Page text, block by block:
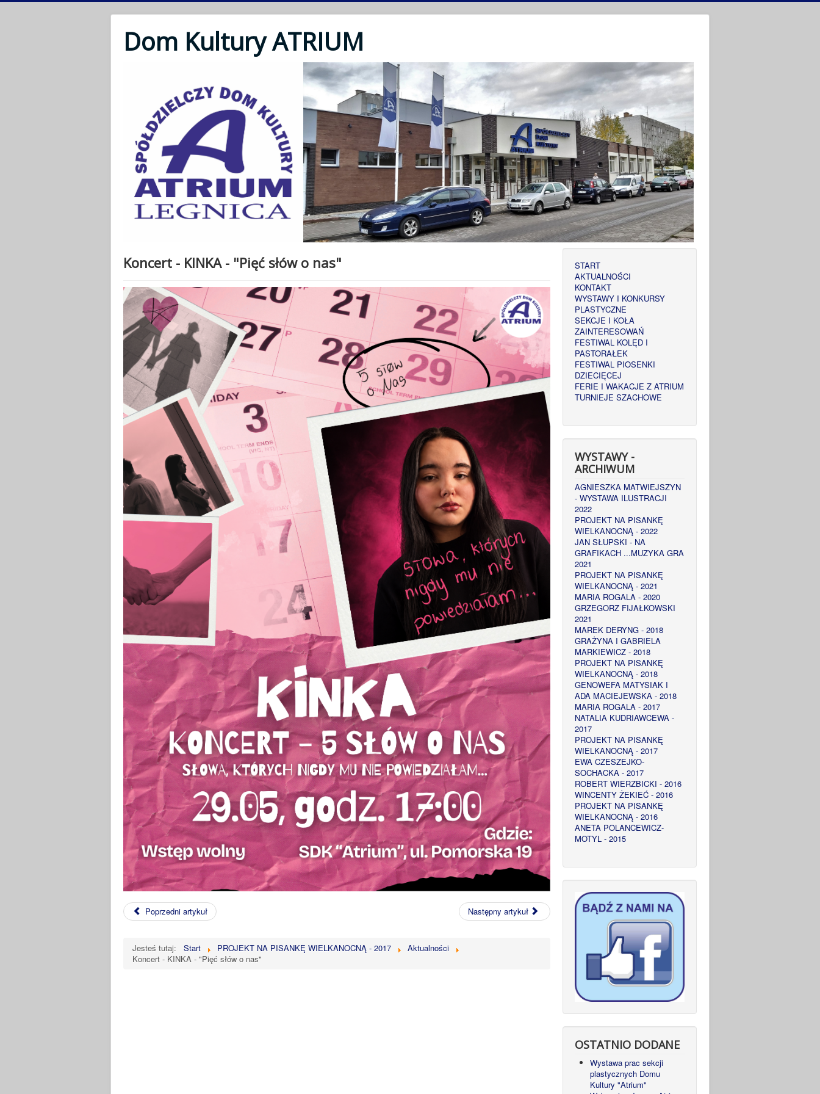
Dom Kultury ATRIUM
Koncert - KINKA - "Pięć słów o nas"
Poprzedni artykuł Następny artykuł
Jesteś tutaj: Start PROJEKT NA PISANKĘ WIELKANOCNĄ - 2017
Aktualności
Koncert - KINKA - "Pięć słów o nas"
START
AKTUALNOŚCI
KONTAKT
WYSTAWY I KONKURSY
PLASTYCZNE
SEKCJE I KOŁA
ZAINTERESOWAŃ
FESTIWAL KOLĘD I
PASTORAŁEK
FESTIWAL PIOSENKI
DZIECIĘCEJ
FERIE I WAKACJE Z ATRIUM
TURNIEJE SZACHOWE
WYSTAWY -
ARCHIWUM
AGNIESZKA MATWIEJSZYN
- WYSTAWA ILUSTRACJI
2022
PROJEKT NA PISANKĘ
WIELKANOCNĄ - 2022
JAN SŁUPSKI - NA
GRAFIKACH ...MUZYKA GRA
2021
PROJEKT NA PISANKĘ
WIELKANOCNĄ - 2021
MARIA ROGALA - 2020
GRZEGORZ FIJAŁKOWSKI
2021
MAREK DERYNG - 2018
GRAŻYNA I GABRIELA
MARKIEWICZ - 2018
PROJEKT NA PISANKĘ
WIELKANOCNĄ - 2018
GENOWEFA MATYSIAK I
ADA MACIEJEWSKA - 2018
MARIA ROGALA - 2017
NATALIA KUDRIAWCEWA -
2017
PROJEKT NA PISANKĘ
WIELKANOCNĄ - 2017
EWA CZESZEJKO-
SOCHACKA - 2017
ROBERT WIERZBICKI - 2016
WINCENTY ŻEKIEĆ - 2016
PROJEKT NA PISANKĘ
WIELKANOCNĄ - 2016
ANETA POLANCEWICZ-
MOTYL - 2015
OSTATNIO DODANE
Wystawa prac sekcji
plastycznych Domu
Kultury "Atrium"